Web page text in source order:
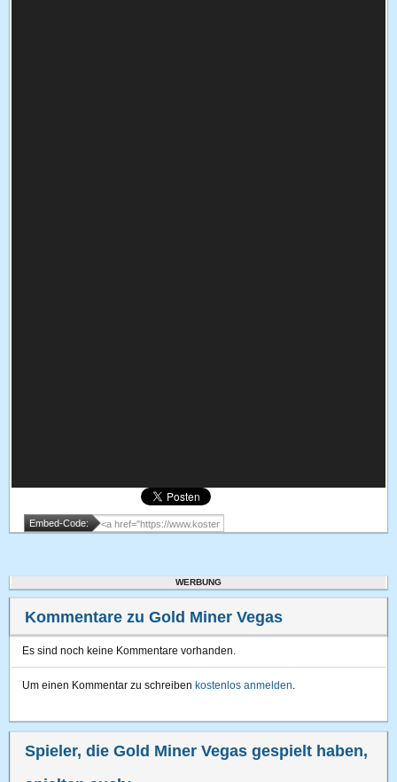
Embed-Code:
WERBUNG
Kommentare zu Gold Miner Vegas
Es sind noch keine Kommentare vorhanden.
Um einen Kommentar zu schreiben kostenlos anmelden.
Spieler, die Gold Miner Vegas gespielt haben,